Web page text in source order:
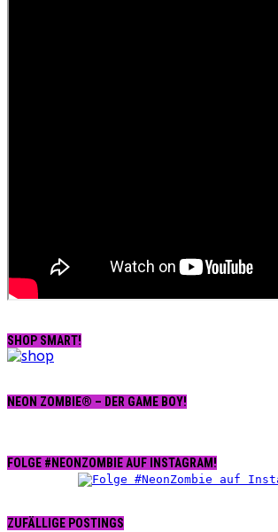
SHOP SMART!
NEON ZOMBIE® – DER GAME BOY!
FOLGE #NEONZOMBIE AUF INSTAGRAM!
ZUFÄLLIGE POSTINGS